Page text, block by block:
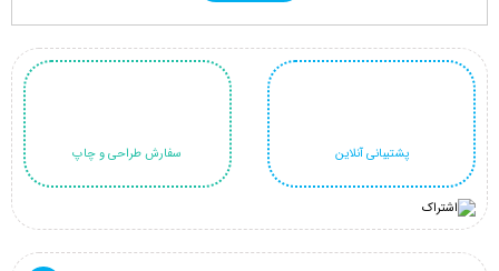
پشتیبانی آنلاین سفارش طراحی و چاپ